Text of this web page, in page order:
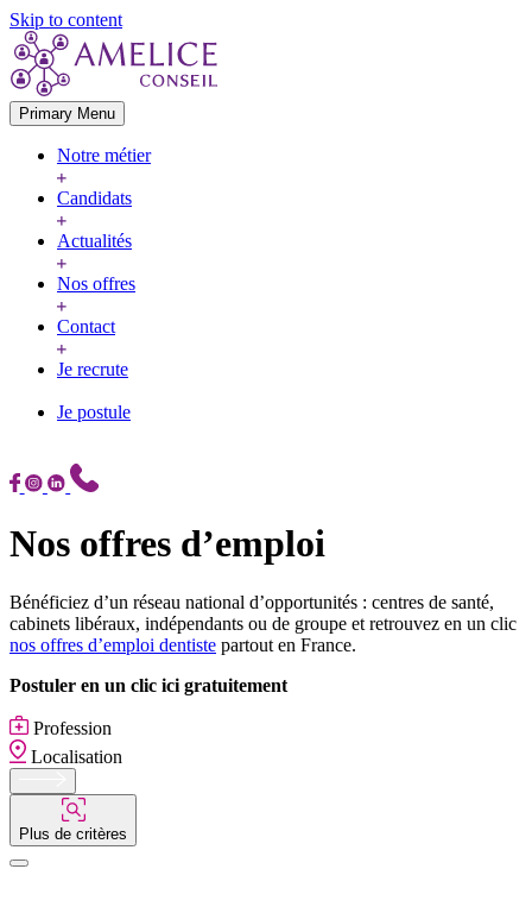
Skip to content
Primary Menu
Notre métier
Candidats
Actualités
Nos offres
Contact
Je recrute
Je postule
Nos offres d’emploi
Bénéficiez d’un réseau national d’opportunités : centres de santé,
cabinets libéraux, indépendants ou de groupe et retrouvez en un clic
nos offres d’emploi dentiste partout en France.
Postuler en un clic ici gratuitement
Profession
Localisation
Plus de critères